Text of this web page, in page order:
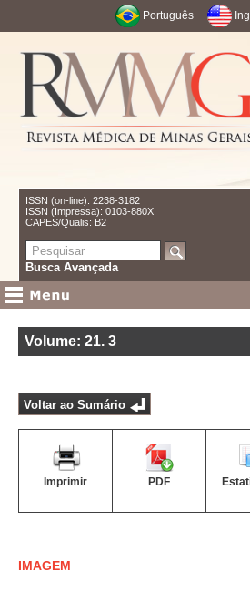
Português
ISSN (on-line): 2238-3182
ISSN (Impressa): 0103-880X
CAPES/Qualis: B2
Busca Avançada
Volume: 21. 3
Voltar ao Sumário
Imprimir PDF
IMAGEM